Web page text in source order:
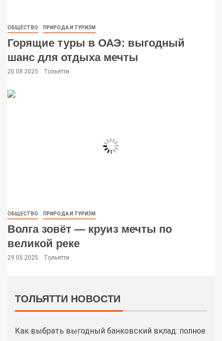
ОБЩЕСТВО ПРИРОДА И ТУРИЗМ
Горящие туры в ОАЭ: выгодный
шанс для отдыха мечты
20.08.2025 Тольятти
ОБЩЕСТВО ПРИРОДА И ТУРИЗМ
Волга зовёт — круиз мечты по
великой реке
29.05.2025 Тольятти
ТОЛЬЯТТИ НОВОСТИ
Как выбрать выгодный банковский вклад: полное